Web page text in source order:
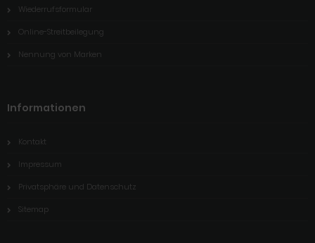
Wiederrufsformular
Online-Streitbeilegung
Nennung von Marken
Informationen
Kontakt
Impressum
Privatsphäre und Datenschutz
Sitemap